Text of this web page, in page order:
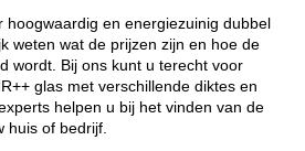
hoogwaardig en energiezuinig dubbel
weten wat de prijzen zijn en hoe de
wordt. Bij ons kunt u terecht voor
glas met verschillende diktes en
helpen u bij het vinden van de
huis of bedrijf.